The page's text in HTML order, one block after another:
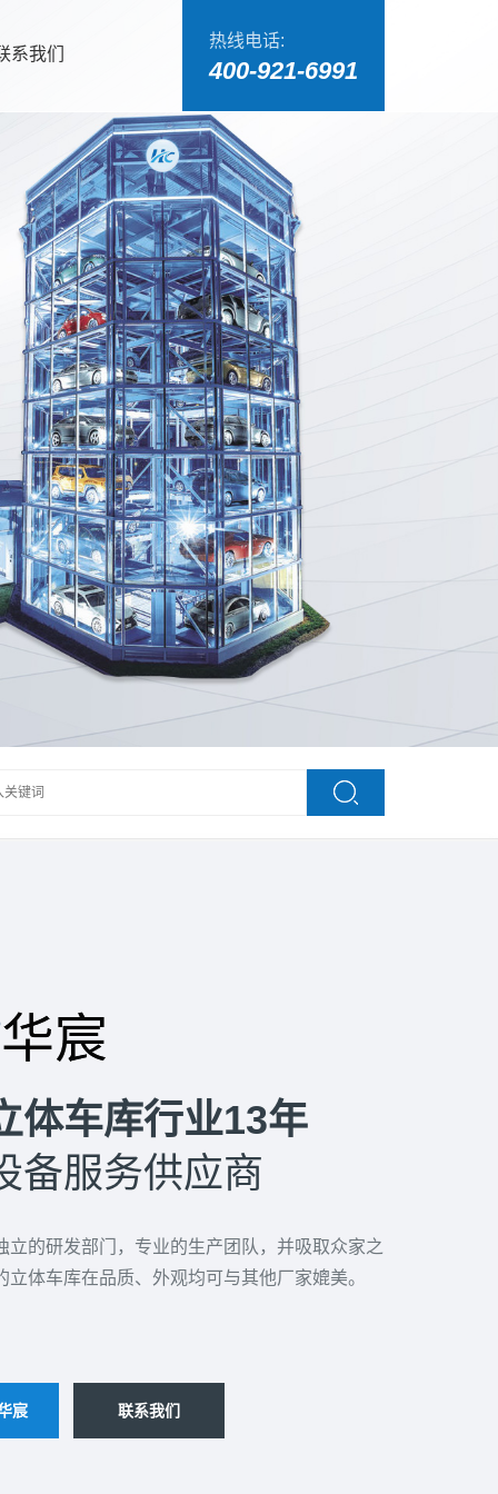
系我们
热线电话:
400-921-6991
体车库行业13年
备服务供应商
立的研发部门，专业的生产团队，并吸取众家之
立体车库在品质、外观均可与其他厂家媲美。
宸 联系我们